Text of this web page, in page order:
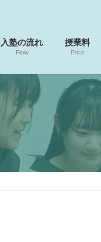
入塾の流れ
Flow
授業料
Price